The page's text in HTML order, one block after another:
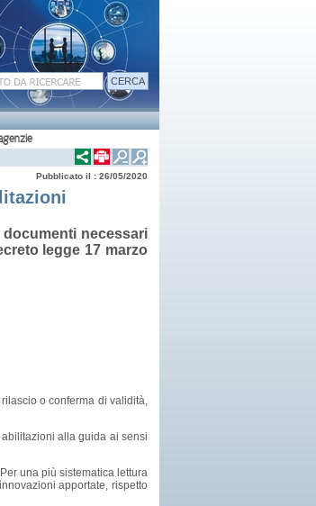
Pubblicato il : 26/05/2020
necessari
legge 17 marzo
o conferma di validità,
alla guida ai sensi
una più sistematica lettura
apportate, rispetto